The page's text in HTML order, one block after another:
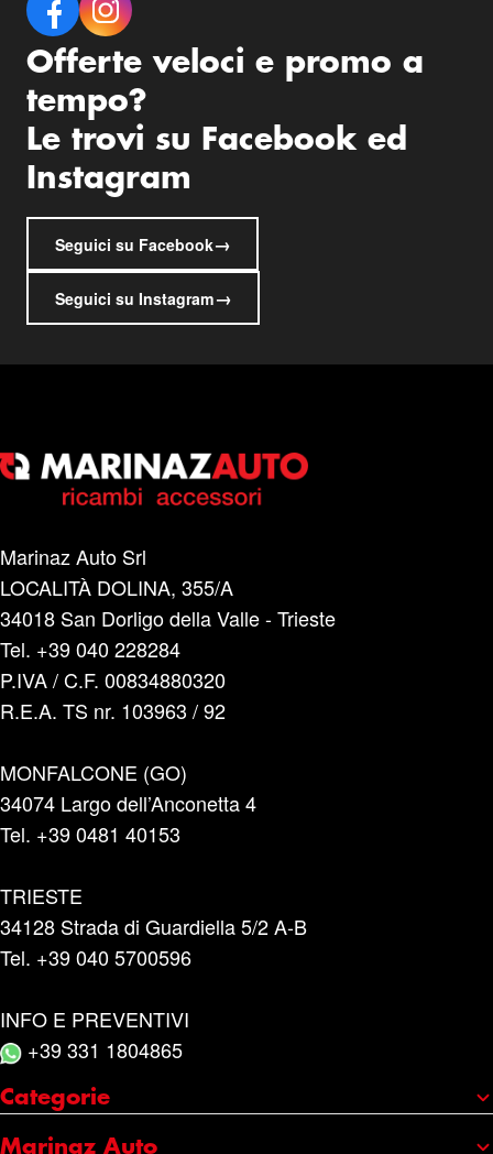
Offerte veloci e promo a
tempo?
Le trovi su Facebook ed
Instagram
Seguici su Facebook→
Seguici su Instagram→
Marinaz Auto Srl
LOCALITÀ DOLINA, 355/A
34018 San Dorligo della Valle - Trieste
Tel. +39 040 228284
P.IVA / C.F. 00834880320
R.E.A. TS nr. 103963 / 92
MONFALCONE (GO)
34074 Largo dell’Anconetta 4
Tel. +39 0481 40153
TRIESTE
34128 Strada di Guardiella 5/2 A-B
Tel. +39 040 5700596
INFO E PREVENTIVI
+39 331 1804865
Categorie
Portaggio e carico
Marinaz Auto